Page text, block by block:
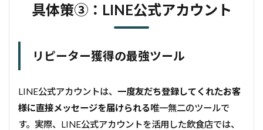
具体策③：LINE公式アカウント
リピーター獲得の最強ツール
LINE公式アカウントは、 一度友だち登録してくれたお客
様に直接メッセージを届けられる唯一無二のツールで
す。実際、LINE公式アカウントを活用した飲食店では、